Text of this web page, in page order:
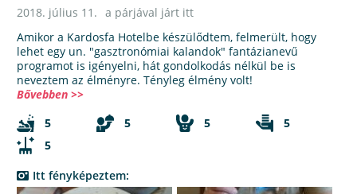
2018. július 11. a párjával járt itt
Amikor a Kardosfa Hotelbe készülődtem, felmerült, hogy
lehet egy un. "gasztronómiai kalandok" fantázianevű
programot is igényelni, hát gondolkodás nélkül be is
neveztem az élményre. Tényleg élmény volt!
Bővebben >>
5
5 5
5
5
Itt fényképeztem: